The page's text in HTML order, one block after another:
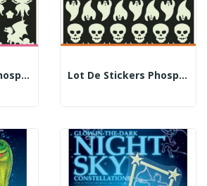
Lot De Stickers Phosphorescents - Thème Féerique Lot De Stickers Phosphorescents - Thème Fantômes